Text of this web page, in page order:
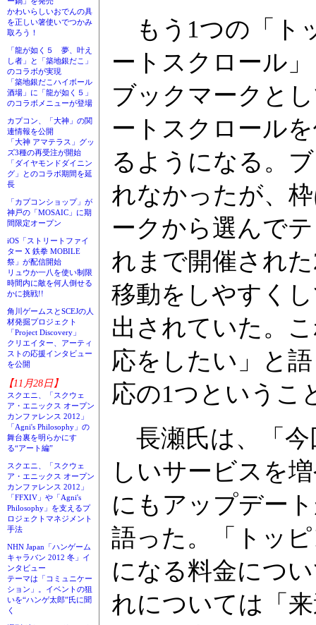
かわいらしいおでんの具
を正しい箸使いでつかみ
取ろう！
「龍が如く５ 夢、叶え
し者」と「築地銀だこ」
のコラボが実現
「築地銀だこハイボール
酒場」に「龍が如く５」
のコラボメニューが登場
カプコン、「大神」の関
連情報を公開
「大神 アマテラス」グッ
ズ3種の再受注が開始
「ダイヤモンドダイニン
グ」とのコラボ期間を延
長
「カプコンショップ」が
神戸の「MOSAIC」に期
間限定オープン
iOS「ストリートファイ
ター X 鉄拳 MOBILE
祭」が配信開始
リュウか一八を使い制限
時間内に敵を何人倒せる
かに挑戦!!
角川ゲームスとSCEJの人
材発掘プロジェクト
「Project Discovery」
クリエイター、アーティ
ストの応援インタビュー
を公開
【11月28日】
スクエニ、「スクウェ
ア・エニックス オープン
カンファレンス 2012」
「Agni's Philosophy」の
舞台裏を明らかにす
る“アート編”
スクエニ、「スクウェ
ア・エニックス オープン
カンファレンス 2012」
「FFXIV」や「Agni's
Philosophy」を支えるプ
ロジェクトマネジメント
手法
NHN Japan「ハンゲーム
キャラバン 2012 冬」イ
ンタビュー
テーマは「コミュニケー
ション」。イベントの狙
いを“ハンゲ太郎”氏に聞
く
もう1つの「ト
ートスクロール
ブックマークと
ートスクロール
るようになる。
れなかったが、
ークから選んで
れまで開催され
移動をしやすく
出されていた。
応をしたい」と
応の1つというこ
長瀬氏は、「今
しいサービスを
にもアップデー
語った。「トッ
になる料金につ
れについては「